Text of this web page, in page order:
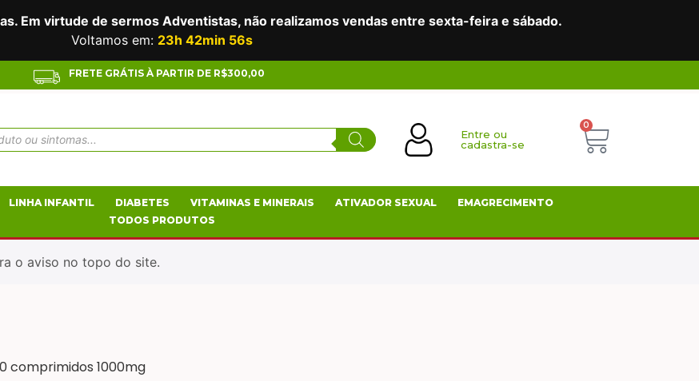
Em virtude de sermos Adventistas, não realizamos vendas entre sexta-feira e sábado.
Voltamos em: 23h 42min 56s
FRETE GRÁTIS À PARTIR DE R$300,00
Entre ou
cadastra-se
0
LINHA INFANTIL DIABETES VITAMINAS E MINERAIS ATIVADOR SEXUAL
EMAGRECIMENTO
TODOS PRODUTOS
o aviso no topo do site.
comprimidos 1000mg